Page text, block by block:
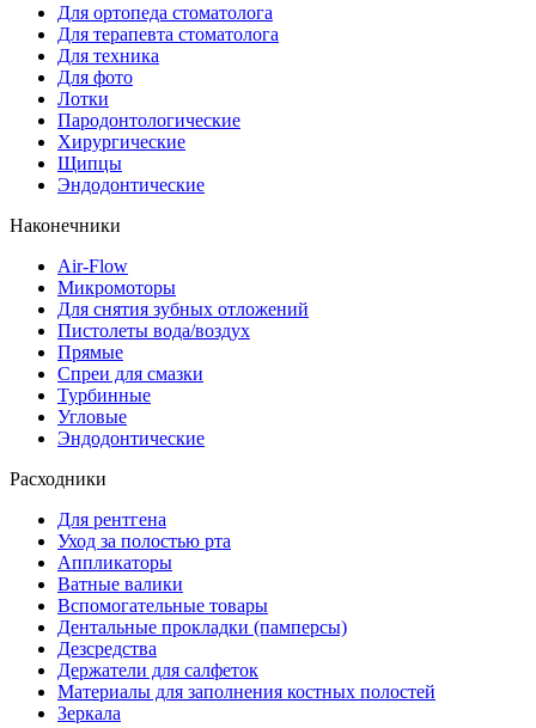
Для ортопеда стоматолога
Для терапевта стоматолога
Для техника
Для фото
Лотки
Пародонтологические
Хирургические
Щипцы
Эндодонтические
Наконечники
Air-Flow
Микромоторы
Для снятия зубных отложений
Пистолеты вода/воздух
Прямые
Спреи для смазки
Турбинные
Угловые
Эндодонтические
Расходники
Для рентгена
Уход за полостью рта
Аппликаторы
Ватные валики
Вспомогательные товары
Дентальные прокладки (памперсы)
Дезсредства
Держатели для салфеток
Материалы для заполнения костных полостей
Зеркала